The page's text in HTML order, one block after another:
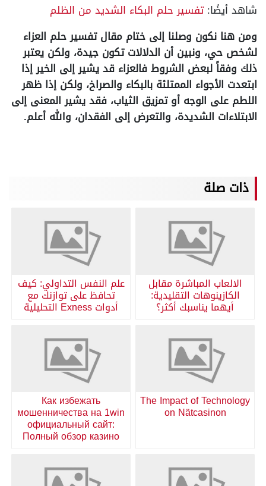
شاهد أيضًا:تفسير حلم البكاء الشديد من الظلم
ومن هنا نكون وصلنا إلى ختام مقال تفسير حلم العزاء
لشخص حي، ونبين أن الدلالات تكون جيدة، ولكن يعتبر
ذلك وفقاً لبعض الشروط فالعزاء قد يشير إلى الخير إذا
ابتعدت الأجواء الممتلئة بالبكاء والصراخ، ولكن إذا ظهر
اللطم على الوجه أو تمزيق الثياب، فقد يشير المعنى إلى
الابتلاءات الشديدة، والتعرض إلى الفقدان، والله أعلم.
ذات صلة
الالعاب المباشرة مقابل
الكازينوهات التقليدية:
أيهما يناسبك أكثر؟
علم النفس التداولي: كيف
تحافظ على توازنك مع
أدوات Exness التحليلية
The Impact of Technology
on Nätcasinon
Как избежать
мошенничества на 1win
официальный сайт:
Полный обзор казино